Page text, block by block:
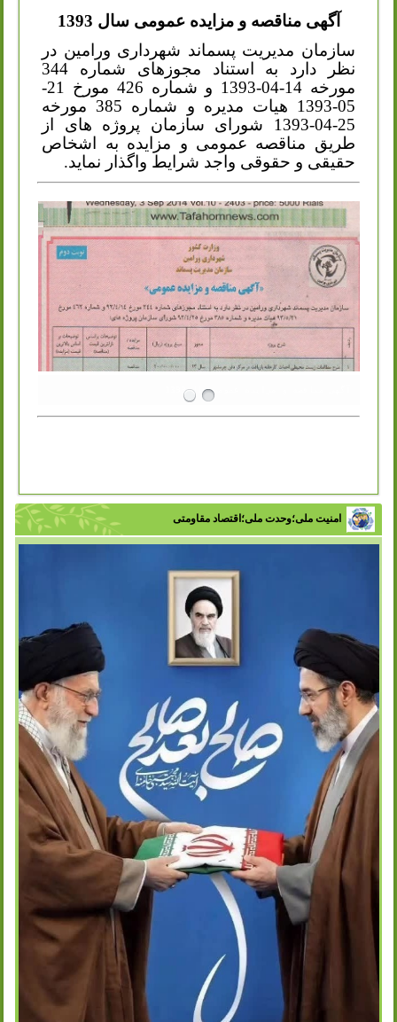
آگهی مناقصه و مزایده عمومی سال 1393
سازمان مدیریت پسماند شهرداری ورامین در
نظر دارد به استناد مجوزهای شماره 344
مورخه 14-04-1393 و شماره 426 مورخ 21-
05-1393 هیات مدیره و شماره 385 مورخه
25-04-1393 شورای سازمان پروژه های از
طریق مناقصه عمومی و مزایده به اشخاص
حقیقی و حقوقی واجد شرایط واگذار نماید.
آگهی مناقصه و مزایده عمومی سال 1393
امنیت ملی؛وحدت ملی؛اقتصاد مقاومتی